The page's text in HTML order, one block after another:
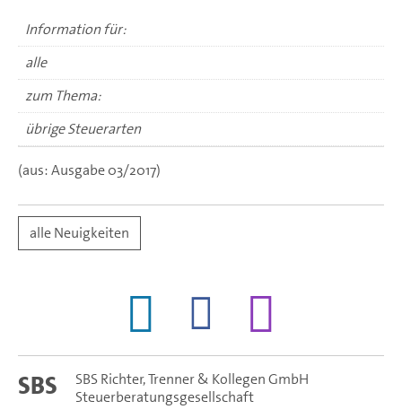
Information für:
alle
zum Thema:
übrige Steuerarten
(aus: Ausgabe 03/2017)
alle Neuigkeiten
SBS
SBS Richter, Trenner & Kollegen GmbH
Steuerberatungsgesellschaft